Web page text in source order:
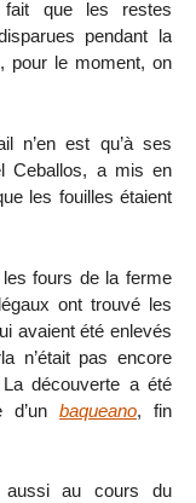
fait que les restes
pendant la
pour le moment, on
n’en est qu’à ses
Ceballos, a mis en
les fouilles étaient
fours de la ferme
ont trouvé les
avaient été enlevés
n’était pas encore
découverte a été
d’un baqueano, fin
aussi au cours du